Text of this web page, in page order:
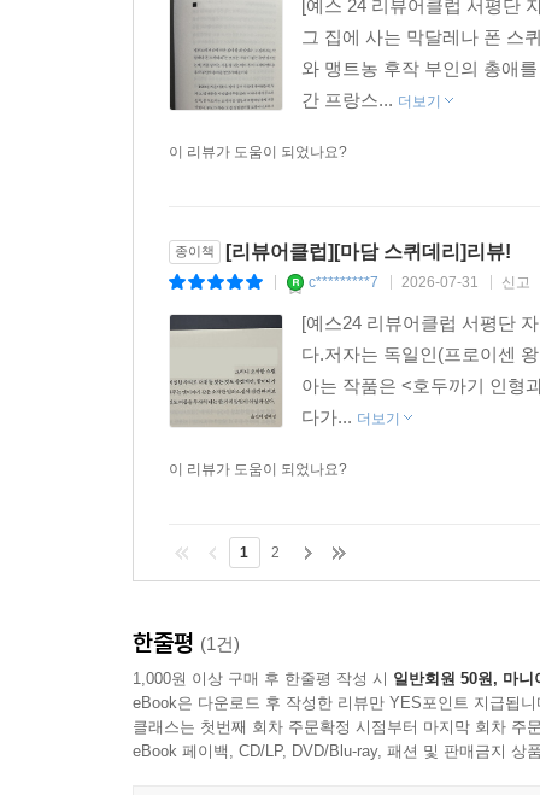
[예스 24 리뷰어클럽 서평단
그 집에 사는 막달레나 폰 스
와 맹트농 후작 부인의 총애
간 프랑스... 더보기
이 리뷰가 도움이 되었나요?
종이책 [리뷰어클럽][마담 스퀴데리]리뷰!
c*********7 2026-07-31 신고
[예스24 리뷰어클럽 서평단
다.저자는 독일인(프로이센
아는 작품은 <호두까기 인형
다가... 더보기
이 리뷰가 도움이 되었나요?
1 2
한줄평 (1건)
1,000원 이상 구매 후 한줄평 작성 시 일반회원 50원, 마니
eBook은 다운로드 후 작성한 리뷰만 YES포인트 지급됩니
클래스는 첫번째 회차 주문확정 시점부터 마지막 회차 주
eBook 페이백, CD/LP, DVD/Blu-ray, 패션 및 판매금지 상